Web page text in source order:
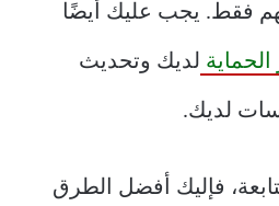
فقط. يجب عليك أيضًا
لديك وتحديث
لديك.
فإليك أفضل الطرق